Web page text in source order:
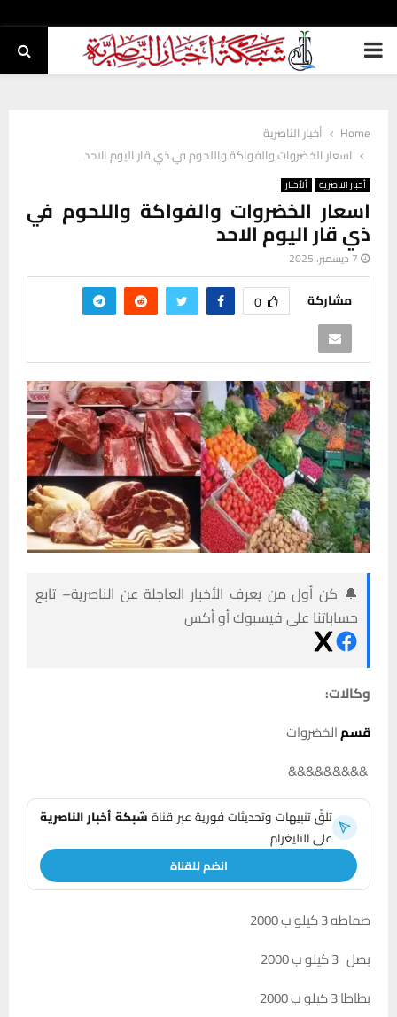
PRIMARY
Home
أخبار الناصرية
اسعار الخضروات والفواكة واللحوم في ذي قار اليوم الاحد
أخبار الناصرية ألأخبار
اسعار الخضروات والفواكة واللحوم في
ذي قار اليوم الاحد
7 ديسمبر، 2025
مشاركة 0
🔔 كن أول من يعرف الأخبار العاجلة عن الناصرية– تابع
حساباتنا على فيسبوك أو أكس
وكالات:
قسمالخضروات
&&&&&&&&&
تلقَّ تنبيهات وتحديثات فورية عبر قناةشبكة أخبار الناصرية
على التليغرام
انضم للقناة
طماطه 3 كيلو ب 2000
بصل 3 كيلو ب 2000
بطاطا 3 كيلو ب 2000